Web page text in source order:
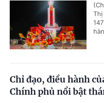
Chỉ đạo, điều hành
Chính phủ nổi bật